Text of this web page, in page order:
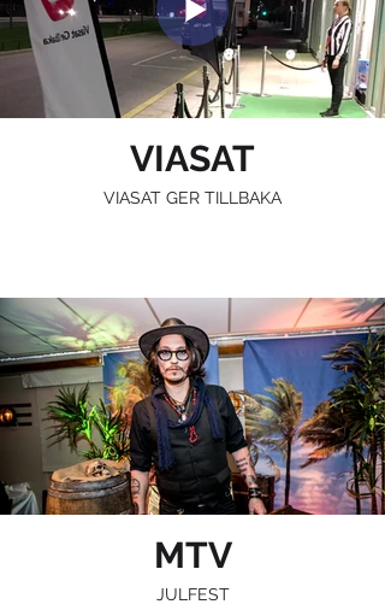
VIASAT
VIASAT GER TILLBAKA
MTV
JULFEST